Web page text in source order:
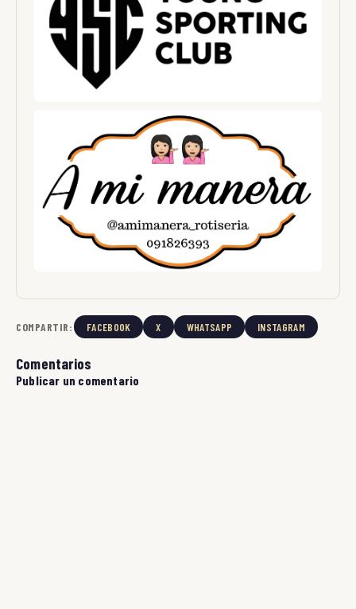
COMPARTIR: FACEBOOK X WHATSAPP INSTAGRAM
Comentarios
Publicar un comentario